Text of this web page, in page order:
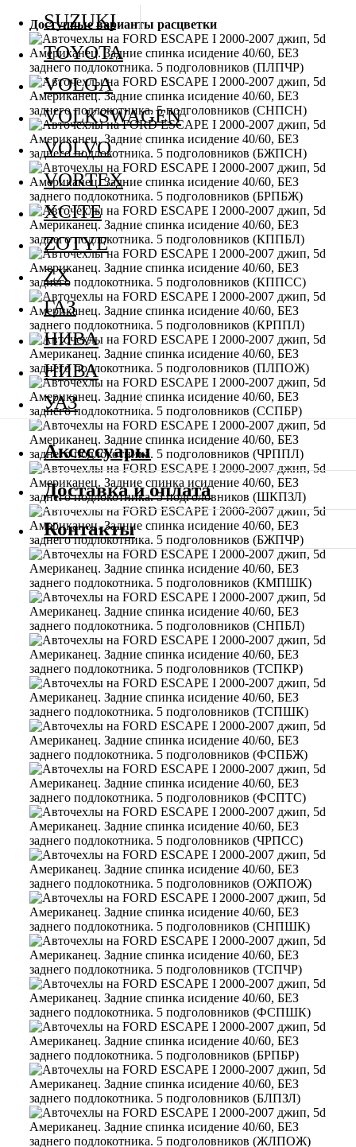
Доступные варианты расцветки
SUZUKI
TOYOTA
VOLGA
VOLKSWAGEN
VOLVO
VORTEX
XCITE
ZOTYE
ZX
ГАЗ
НИВА
НИВА
УАЗ
Аксессуары
Доставка и оплата
Контакты